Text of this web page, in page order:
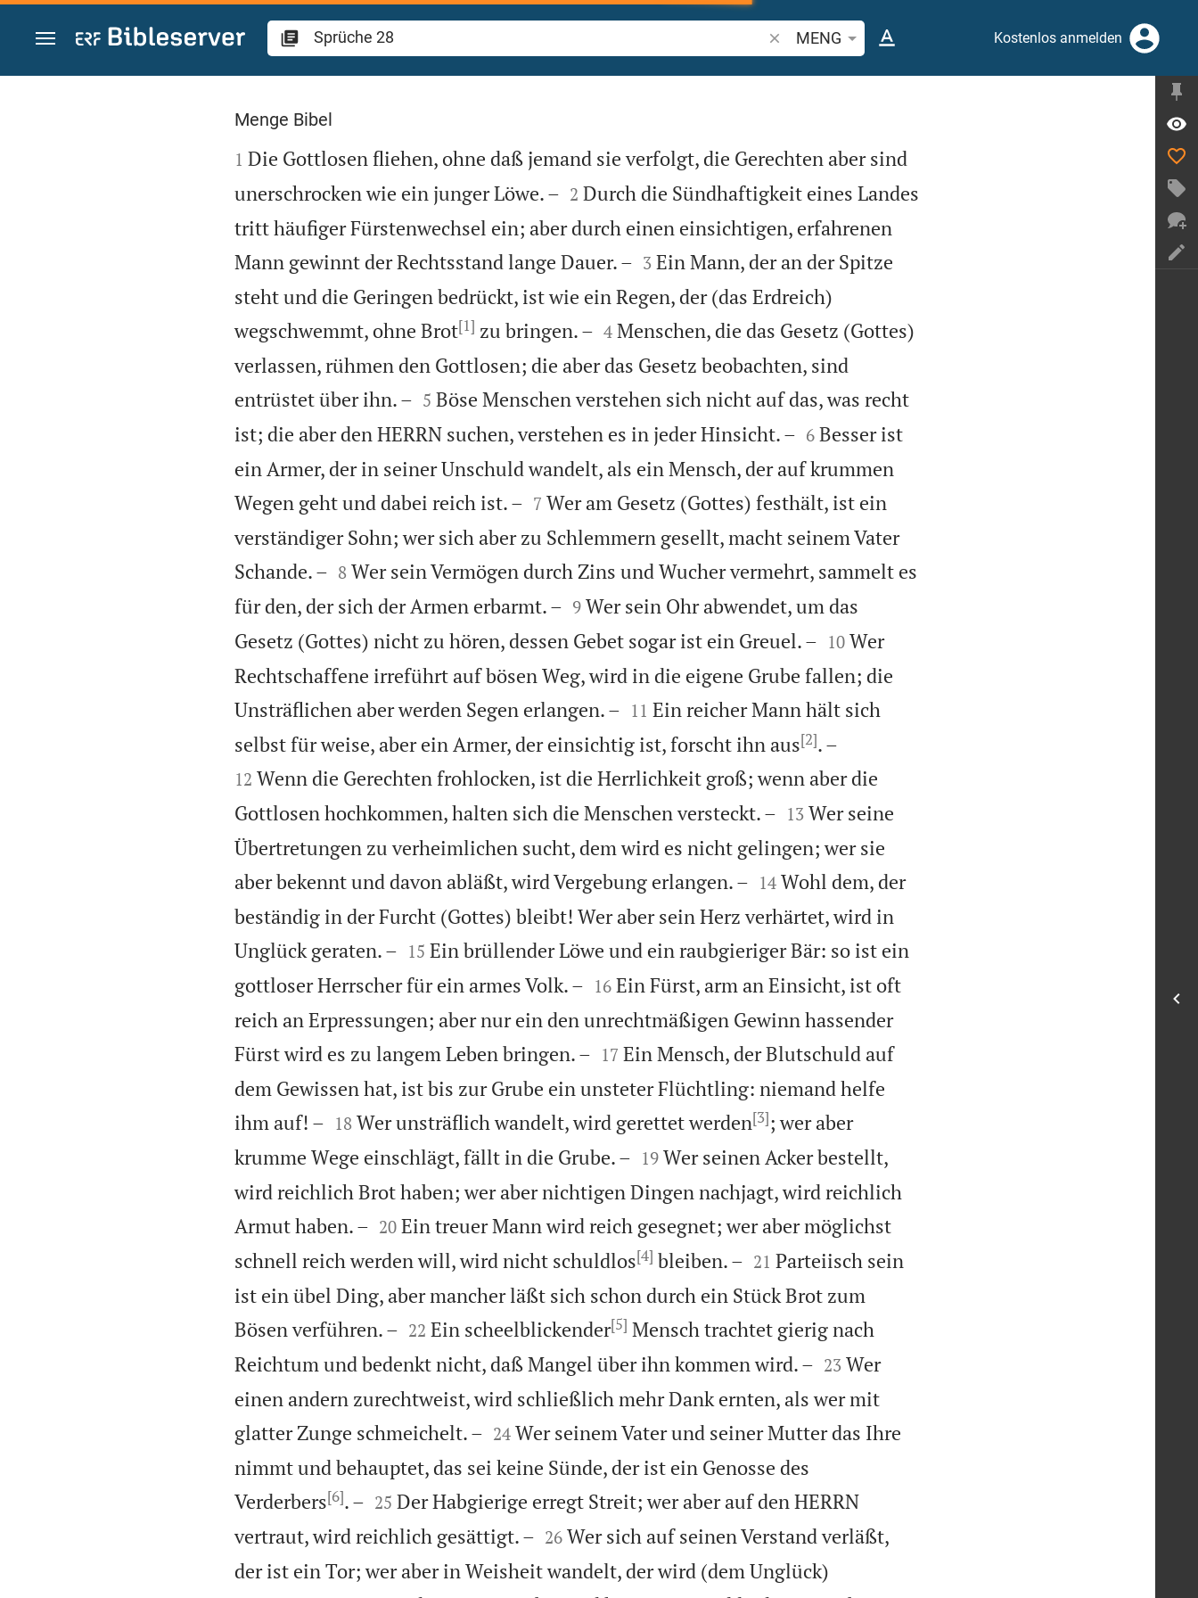
Zum Inhalt springen
Bibelstelle oder Begriff suchen
MENG Kostenlos anmelden
Sprüche 28
Menge Bibel

1 Die Gottlosen fliehen, ohne daß jemand sie verfolgt, die Gerechten aber sind
unerschrocken wie ein junger Löwe. –
2 Durch die Sündhaftigkeit eines Landes
tritt häufiger Fürstenwechsel ein; aber durch einen einsichtigen, erfahrenen
Mann gewinnt der Rechtsstand lange Dauer. –
3 Ein Mann, der an der Spitze
steht und die Geringen bedrückt, ist wie ein Regen, der (das Erdreich)
wegschwemmt, ohne Brot[1] zu bringen. –
4 Menschen, die das Gesetz (Gottes)
verlassen, rühmen den Gottlosen; die aber das Gesetz beobachten, sind
entrüstet über ihn. –
5 Böse Menschen verstehen sich nicht auf das, was recht
ist; die aber den HERRN suchen, verstehen es in jeder Hinsicht. –
6 Besser ist
ein Armer, der in seiner Unschuld wandelt, als ein Mensch, der auf krummen
Wegen geht und dabei reich ist. –
7 Wer am Gesetz (Gottes) festhält, ist ein
verständiger Sohn; wer sich aber zu Schlemmern gesellt, macht seinem Vater
Schande. –
8 Wer sein Vermögen durch Zins und Wucher vermehrt, sammelt es
für den, der sich der Armen erbarmt. –
9 Wer sein Ohr abwendet, um das
Gesetz (Gottes) nicht zu hören, dessen Gebet sogar ist ein Greuel. –
10 Wer
Rechtschaffene irreführt auf bösen Weg, wird in die eigene Grube fallen; die
Unsträflichen aber werden Segen erlangen. –
11 Ein reicher Mann hält sich
selbst für weise, aber ein Armer, der einsichtig ist, forscht ihn aus[2]. –
12 Wenn die Gerechten frohlocken, ist die Herrlichkeit groß; wenn aber die
Gottlosen hochkommen, halten sich die Menschen versteckt. –
13 Wer seine
Übertretungen zu verheimlichen sucht, dem wird es nicht gelingen; wer sie
aber bekennt und davon abläßt, wird Vergebung erlangen. –
14 Wohl dem, der
beständig in der Furcht (Gottes) bleibt! Wer aber sein Herz verhärtet, wird in
Unglück geraten. –
15 Ein brüllender Löwe und ein raubgieriger Bär: so ist ein
gottloser Herrscher für ein armes Volk. –
16 Ein Fürst, arm an Einsicht, ist oft
reich an Erpressungen; aber nur ein den unrechtmäßigen Gewinn hassender
Fürst wird es zu langem Leben bringen. –
17 Ein Mensch, der Blutschuld auf
dem Gewissen hat, ist bis zur Grube ein unsteter Flüchtling: niemand helfe
ihm auf! –
18 Wer unsträflich wandelt, wird gerettet werden[3]; wer aber
krumme Wege einschlägt, fällt in die Grube. –
19 Wer seinen Acker bestellt,
wird reichlich Brot haben; wer aber nichtigen Dingen nachjagt, wird reichlich
Armut haben. –
20 Ein treuer Mann wird reich gesegnet; wer aber möglichst
schnell reich werden will, wird nicht schuldlos[4] bleiben. –
21 Parteiisch sein
ist ein übel Ding, aber mancher läßt sich schon durch ein Stück Brot zum
Bösen verführen. –
22 Ein scheelblickender[5] Mensch trachtet gierig nach
Reichtum und bedenkt nicht, daß Mangel über ihn kommen wird. –
23 Wer
einen andern zurechtweist, wird schließlich mehr Dank ernten, als wer mit
glatter Zunge schmeichelt. –
24 Wer seinem Vater und seiner Mutter das Ihre
nimmt und behauptet, das sei keine Sünde, der ist ein Genosse des
Verderbers[6]. –
25 Der Habgierige erregt Streit; wer aber auf den HERRN
vertraut, wird reichlich gesättigt. –
26 Wer sich auf seinen Verstand verläßt,
der ist ein Tor; wer aber in Weisheit wandelt, der wird (dem Unglück)